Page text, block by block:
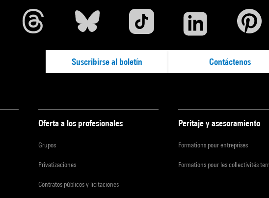
Suscribirse al boletín Contáctenos
Oferta a los profesionales
Grupos
Privatizaciones
Contratos públicos y licitaciones
Peritaje y asesoramiento
Formations pour entreprises
Formations pour les collectivités